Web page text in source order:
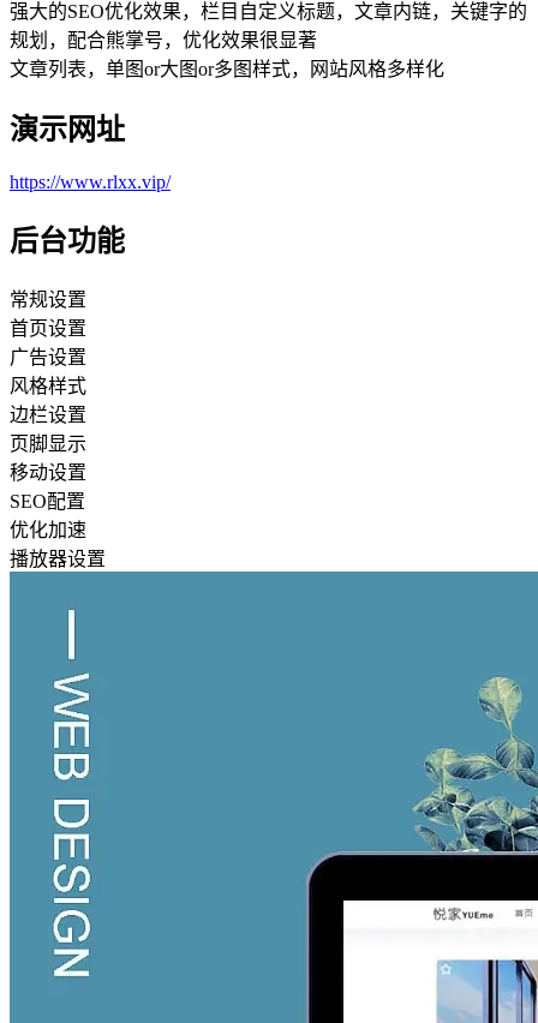
强大的SEO优化效果，栏目自定义标题，文章内链，关键字的
规划，配合熊掌号，优化效果很显著
文章列表，单图or大图or多图样式，网站风格多样化
演示网址
https://www.rlxx.vip/
后台功能
常规设置
首页设置
广告设置
风格样式
边栏设置
页脚显示
移动设置
SEO配置
优化加速
播放器设置